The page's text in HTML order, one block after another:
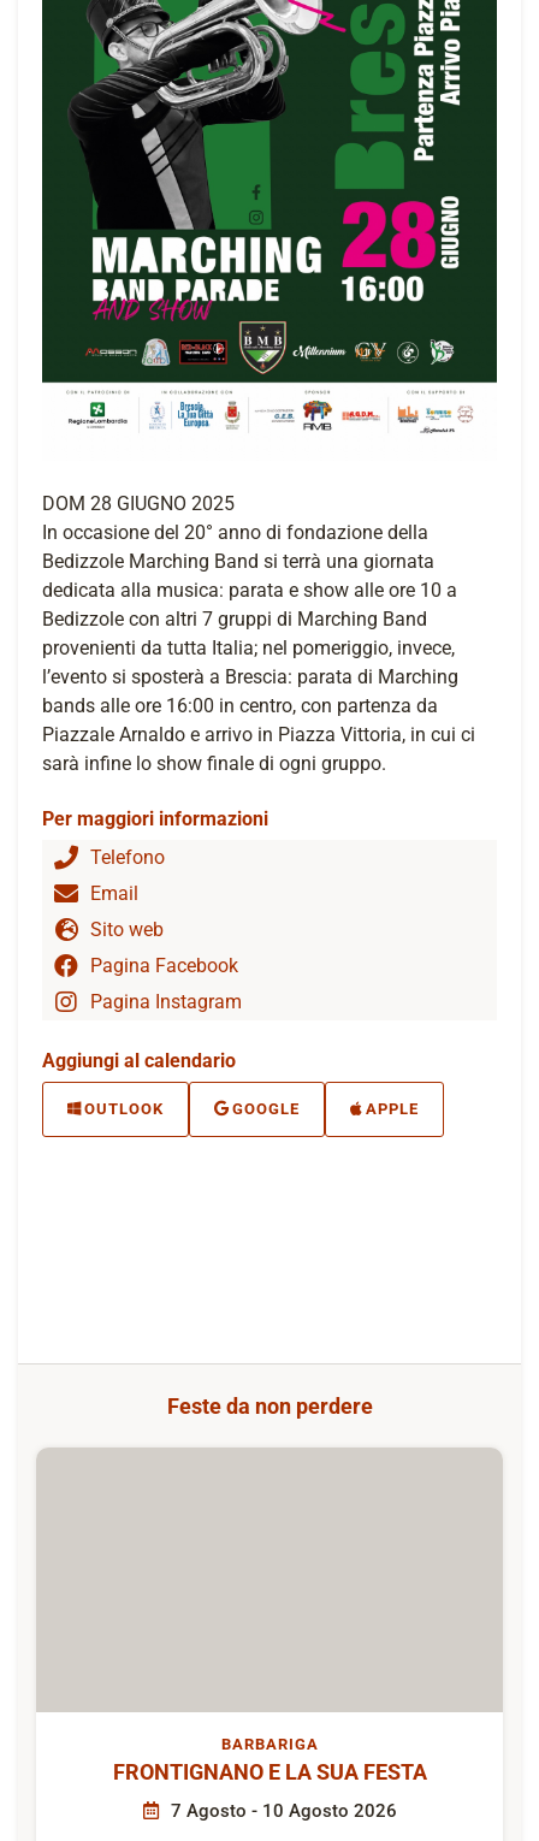
DOM 28 GIUGNO 2025
In occasione del 20° anno di fondazione della
Bedizzole Marching Band si terrà una giornata
dedicata alla musica: parata e show alle ore 10 a
Bedizzole con altri 7 gruppi di Marching Band
provenienti da tutta Italia; nel pomeriggio, invece,
l’evento si sposterà a Brescia: parata di Marching
bands alle ore 16:00 in centro, con partenza da
Piazzale Arnaldo e arrivo in Piazza Vittoria, in cui ci
sarà infine lo show finale di ogni gruppo.
Per maggiori informazioni
Telefono
Email
Sito web
Pagina Facebook
Pagina Instagram
Aggiungi al calendario
OUTLOOK GOOGLE APPLE